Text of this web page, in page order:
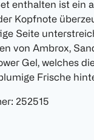
enthalten ist ein
Kopfnote
Seite
von Ambrox,
Gel, welches
Frische
: 252515